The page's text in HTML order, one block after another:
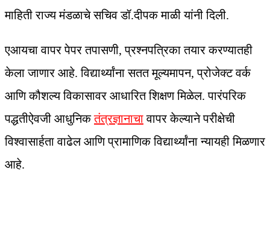
माहिती राज्य मंडळाचे सचिव डॉ.दीपक माळी यांनी दिली.
एआयचा वापर पेपर तपासणी, प्रश्नपत्रिका तयार करण्यातही
केला जाणार आहे. विद्यार्थ्यांना सतत मूल्यमापन, प्रोजेक्ट वर्क
आणि कौशल्य विकासावर आधारित शिक्षण मिळेल. पारंपरिक
पद्धतीऐवजी आधुनिकतंत्रज्ञानाचावापर केल्याने परीक्षेची
विश्वासार्हता वाढेल आणि प्रामाणिक विद्यार्थ्यांना न्यायही मिळणार
आहे.